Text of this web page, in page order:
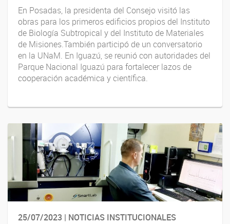
En Posadas, la presidenta del Consejo visitó las
obras para los primeros edificios propios del Instituto
de Biología Subtropical y del Instituto de Materiales
de Misiones.También participó de un conversatorio
en la UNaM. En Iguazú, se reunió con autoridades del
Parque Nacional Iguazú para fortalecer lazos de
cooperación académica y científica.
25/07/2023 | NOTICIAS INSTITUCIONALES